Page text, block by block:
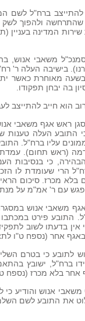
18/6/09 (חמישי) כי עליו
ולהפוך לשק
שירות המדינה
ישיבה בלשכת סמנכ"ל
בישיבה העלה ר'
בה יבחן תפקודו.
הוא חייב להתייצב
התובע העלה
עליו ברח"ל.
(ראש תחום).
כי בנסיבות
הרי שעומדת לו
מכרז. סיכום
עם ר' אמ"מ על
ראש אגף משאבי אנוש
התובע פירט
אין בדעתו לשוב
אחר (נספח ט"ו
משאבי אנוש לתובע כי
ברח"ל, ישובץ
בלא מכרז (נספח
פנה ראש רח"ל לאגף משאבי
מהסכמתו לקלוט את